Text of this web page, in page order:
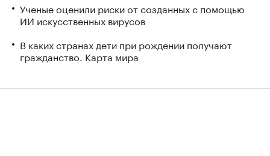
Ученые оценили риски от созданных с помощью
ИИ искусственных вирусов
В каких странах дети при рождении получают
гражданство. Карта мира